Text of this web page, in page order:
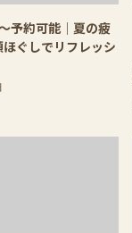
予約可能｜夏の疲
ぐしでリフレッシ